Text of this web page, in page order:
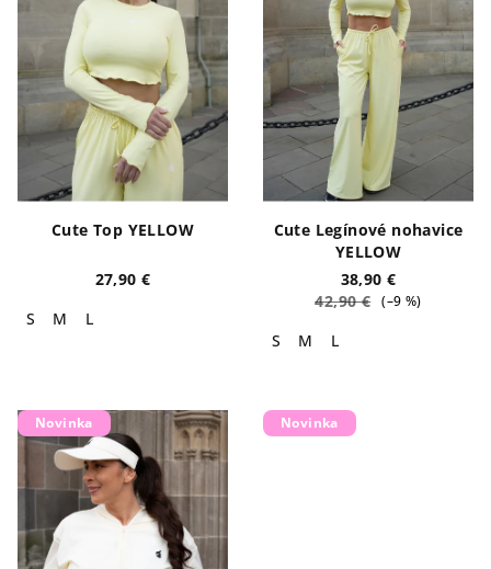
Cute Top YELLOW
27,90 €
S
M L
Cute Legínové nohavice
YELLOW
38,90 €
42,90 € (–9 %)
S M L
Novinka Novinka